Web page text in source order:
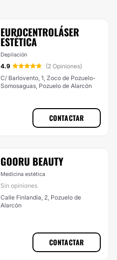
EUROCENTROLÁSER
ESTÉTICA
Depilación
4.9
(2 Opiniones)
C/ Barlovento, 1, Zoco de Pozuelo-
Somosaguas, Pozuelo de Alarcón
CONTACTAR
GOORU BEAUTY
Medicina estética
Sin opiniones
Calle Finlandia, 2, Pozuelo de
Alarcón
CONTACTAR